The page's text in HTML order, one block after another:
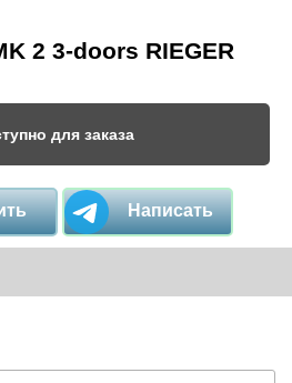
2 3-doors RIEGER
для заказа
Написать